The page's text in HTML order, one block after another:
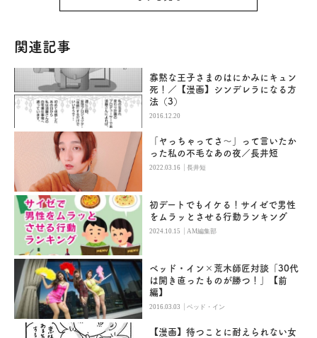
関連記事
寡黙な王子さまのはにかみにキュン
死！／【漫画】シンデレラになる方
法（3）
2016.12.20
「ヤっちゃってさ〜」って言いたか
った私の不毛なあの夜／長井短
2022.03.16 |長井短
初デートでもイケる！サイゼで男性
をムラッとさせる行動ランキング
2024.10.15 |AM編集部
ベッド・イン×荒木師匠対談「30代
は開き直ったものが勝つ！」【前
編】
2016.03.03 |ベッド・イン
【漫画】待つことに耐えられない女